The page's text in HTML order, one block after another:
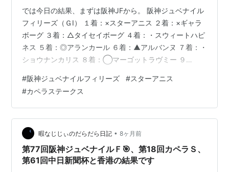
では今日の結果、まずは阪神JFから。 阪神ジュベナイル
フィリーズ（ＧⅠ） １着：×スターアニス ２着：×ギャラ
ボーグ ３着：△タイセイボーグ ４着：・スウィートハピ
ネス ５着：◎アランカール ６着：▲アルバンヌ ７着：・
ショウナンカリス ８着：◯マーゴットラヴミー ９
着：・スタニングレディ 12着：☆ミツカネベネラ 13
着：・ローズカリス 14着：・メイプルハッピー 15着：
☆ヒズマスターピース 16着：・ラスティングスノー 17
着：・フロムレイブン 18着：・アンヘリータス感想 と言
うわけで勝ったのはスターアニス、正直距離持たないと
思っ…
#阪神ジュベナイルフィリーズ #スターアニス
#カペラステークス
暇なじじぃのだらだら日記 • 8ヶ月前
第77回阪神ジュベナイルＦ🎯、第18回カペラＳ、
第61回中日新聞杯と香港の結果です